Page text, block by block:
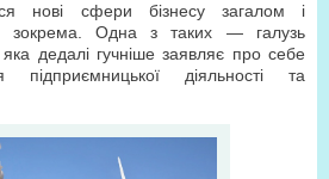
нові сфери бізнесу загалом і
зокрема. Одна з таких — галузь
дедалі гучніше заявляє про себе
діяльності та